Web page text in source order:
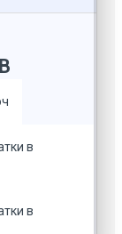
в
в